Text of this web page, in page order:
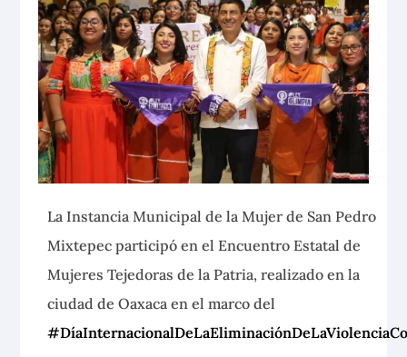
La Instancia Municipal de la Mujer de San Pedro
Mixtepec participó en el Encuentro Estatal de
Mujeres Tejedoras de la Patria, realizado en la
ciudad de Oaxaca en elmarco del